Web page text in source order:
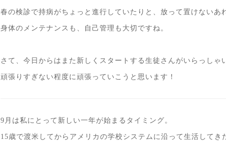
春の検診で持病がちょっと進行していたりと、放って置けないあ
身体のメンテナンスも、自己管理も大切ですね。
さて、今日からはまた新しくスタートする生徒さんがいらっしゃ
頑張りすぎない程度に頑張っていこうと思います！
9月は私にとって新しい一年が始まるタイミング。
15歳で渡米してからアメリカの学校システムに沿って生活して